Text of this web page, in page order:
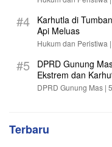
#4
Karhutla di
Api Meluas
Hukum dan Peristiwa |
#5
DPRD Gunung
Ekstrem dan
DPRD Gunung Mas |
Terbaru